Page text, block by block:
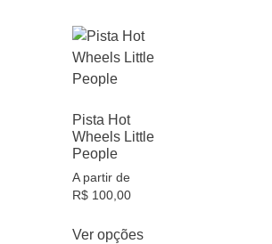
Pista Hot
Wheels Little
People
A partir de
R$ 100,00
Ver opções